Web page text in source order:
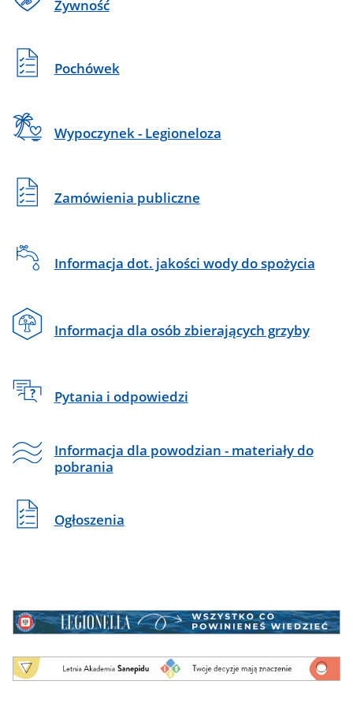
Żywność
Pochówek
Wypoczynek - Legioneloza
Zamówienia publiczne
Informacja dot. jakości wody do spożycia
Informacja dla osób zbierających grzyby
Pytania i odpowiedzi
Informacja dla powodzian - materiały do
pobrania
Ogłoszenia
Baner
-
Baner
-